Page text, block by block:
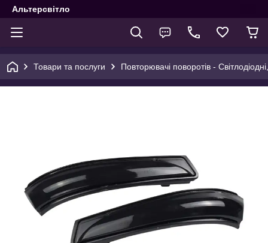
Альтерсвітло
Товари та послуги Повторювачі поворотів -